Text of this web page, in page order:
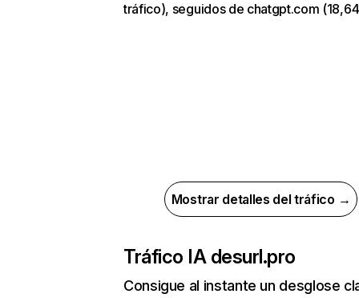
tráfico), seguidos de chatgpt.com
Mostrar detalles del tráfico →
Tráfico IA desurl.pro
Consigue al instante un desglose